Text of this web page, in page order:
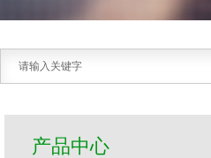
产品中心